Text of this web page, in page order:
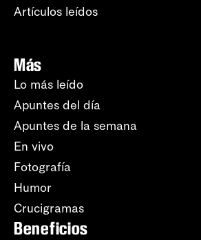
Artículos leídos
Más
Lo más leído
Apuntes del día
Apuntes de la semana
En vivo
Fotografía
Humor
Crucigramas
Beneficios